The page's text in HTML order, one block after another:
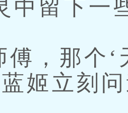
中留下一
，那个‘
姬立刻